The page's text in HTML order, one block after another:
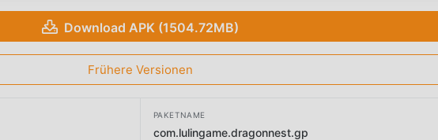
Download APK (1504.72MB)
Frühere Versionen
PAKETNAME
com.lulingame.dragonnest.gp